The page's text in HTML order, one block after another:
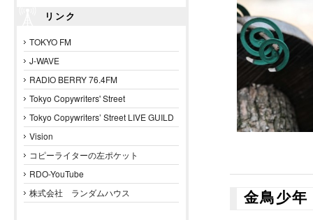
リンク
TOKYO FM
J-WAVE
RADIO BERRY 76.4FM
Tokyo Copywriters' Street
Tokyo Copywriters’ Street LIVE GUILD
Vision
コピーライターの左ポケット
RDO-YouTube
株式会社 ランダムハウス
金鳥少